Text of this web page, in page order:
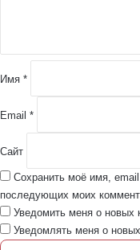
и
йИмя *
Email *
Сайт
Сохранить моё имя,
последующих моих
Уведомить меня о новых
Уведомлять меня о новых